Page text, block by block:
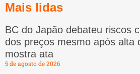
Mais lidas
BC do Japão debateu riscos
dos preços mesmo após alta
mostra ata
5 de agosto de 2026